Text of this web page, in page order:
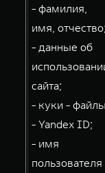
- фамилия,
имя,
- данные об
сайта;
- куки -
- Yandex ID;
- имя
пользователя